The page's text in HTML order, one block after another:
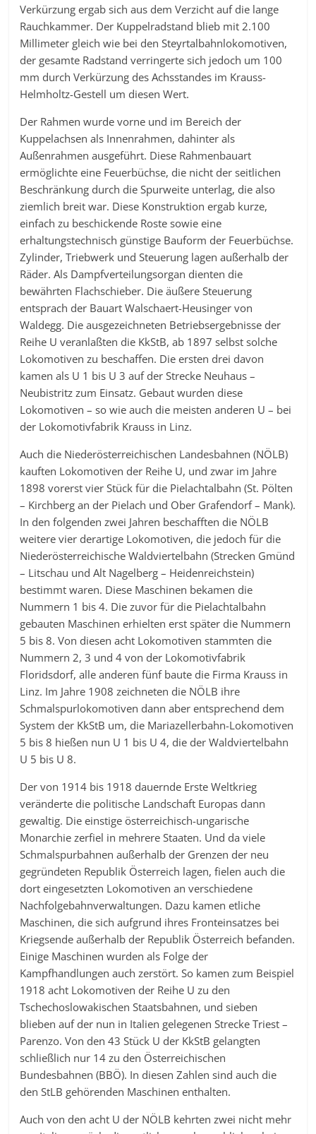
Verkürzung ergab sich aus dem Verzicht auf die lange
Rauchkammer. Der Kuppelradstand blieb mit 2.100
Millimeter gleich wie bei den Steyrtalbahnlokomotiven,
der gesamte Radstand verringerte sich jedoch um 100
mm durch Verkürzung des Achsstandes im Krauss-
Helmholtz-Gestell um diesen Wert.
Der Rahmen wurde vorne und im Bereich der
Kuppelachsen als Innenrahmen, dahinter als
Außenrahmen ausgeführt. Diese Rahmenbauart
ermöglichte eine Feuerbüchse, die nicht der seitlichen
Beschränkung durch die Spurweite unterlag, die also
ziemlich breit war. Diese Konstruktion ergab kurze,
einfach zu beschickende Roste sowie eine
erhaltungstechnisch günstige Bauform der Feuerbüchse.
Zylinder, Triebwerk und Steuerung lagen außerhalb der
Räder. Als Dampfverteilungsorgan dienten die
bewährten Flachschieber. Die äußere Steuerung
entsprach der Bauart Walschaert-Heusinger von
Waldegg. Die ausgezeichneten Betriebsergebnisse der
Reihe U veranlaßten die KkStB, ab 1897 selbst solche
Lokomotiven zu beschaffen. Die ersten drei davon
kamen als U 1 bis U 3 auf der Strecke Neuhaus –
Neubistritz zum Einsatz. Gebaut wurden diese
Lokomotiven – so wie auch die meisten anderen U – bei
der Lokomotivfabrik Krauss in Linz.
Auch die Niederösterreichischen Landesbahnen (NÖLB)
kauften Lokomotiven der Reihe U, und zwar im Jahre
1898 vorerst vier Stück für die Pielachtalbahn (St. Pölten
– Kirchberg an der Pielach und Ober Grafendorf – Mank).
In den folgenden zwei Jahren beschafften die NÖLB
weitere vier derartige Lokomotiven, die jedoch für die
Niederösterreichische Waldviertelbahn (Strecken Gmünd
– Litschau und Alt Nagelberg – Heidenreichstein)
bestimmt waren. Diese Maschinen bekamen die
Nummern 1 bis 4. Die zuvor für die Pielachtalbahn
gebauten Maschinen erhielten erst später die Nummern
5 bis 8. Von diesen acht Lokomotiven stammten die
Nummern 2, 3 und 4 von der Lokomotivfabrik
Floridsdorf, alle anderen fünf baute die Firma Krauss in
Linz. Im Jahre 1908 zeichneten die NÖLB ihre
Schmalspurlokomotiven dann aber entsprechend dem
System der KkStB um, die Mariazellerbahn-Lokomotiven
5 bis 8 hießen nun U 1 bis U 4, die der Waldviertelbahn
U 5 bis U 8.
Der von 1914 bis 1918 dauernde Erste Weltkrieg
veränderte die politische Landschaft Europas dann
gewaltig. Die einstige österreichisch-ungarische
Monarchie zerfiel in mehrere Staaten. Und da viele
Schmalspurbahnen außerhalb der Grenzen der neu
gegründeten Republik Österreich lagen, fielen auch die
dort eingesetzten Lokomotiven an verschiedene
Nachfolgebahnverwaltungen. Dazu kamen etliche
Maschinen, die sich aufgrund ihres Fronteinsatzes bei
Kriegsende außerhalb der Republik Österreich befanden.
Einige Maschinen wurden als Folge der
Kampfhandlungen auch zerstört. So kamen zum Beispiel
1918 acht Lokomotiven der Reihe U zu den
Tschechoslowakischen Staatsbahnen, und sieben
blieben auf der nun in Italien gelegenen Strecke Triest –
Parenzo. Von den 43 Stück U der KkStB gelangten
schließlich nur 14 zu den Österreichischen
Bundesbahnen (BBÖ). In diesen Zahlen sind auch die
den StLB gehörenden Maschinen enthalten.
Auch von den acht U der NÖLB kehrten zwei nicht mehr